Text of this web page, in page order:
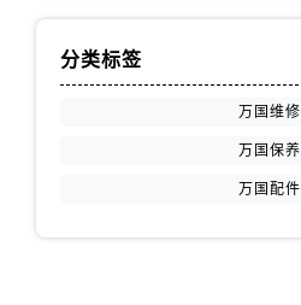
分类标签
万国维修
万国保养
万国配件